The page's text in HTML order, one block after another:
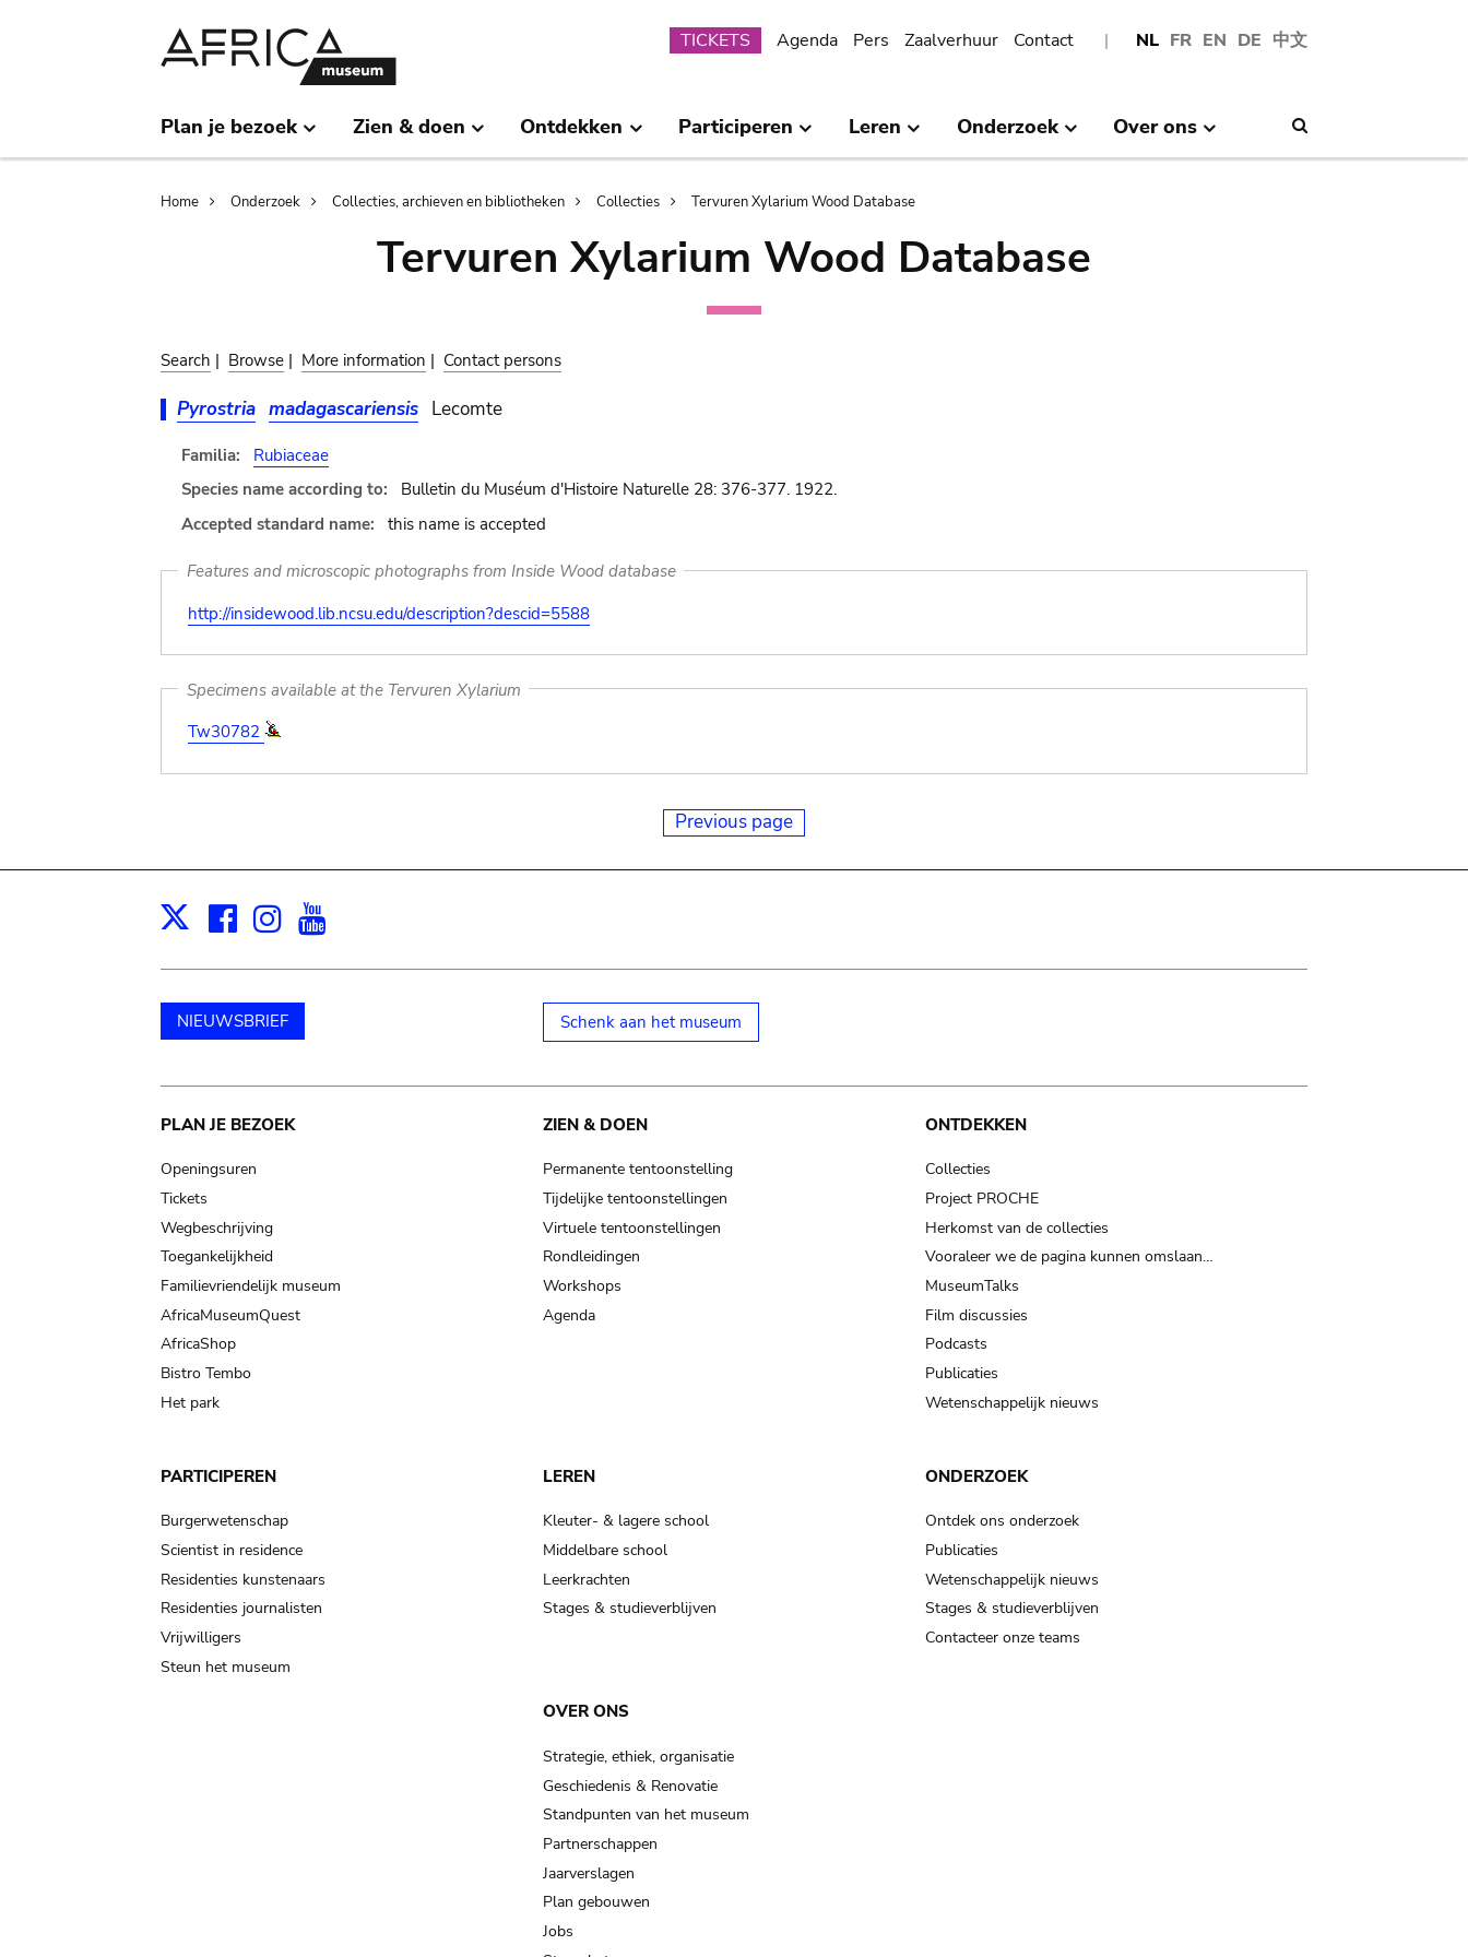
NL FR EN DE 中文
Submenu
TICKETS Agenda Pers Zaalverhuur Contact
Plan je bezoek Zien & doen Ontdekken Participeren Leren Onderzoek Over ons
Breadcrumb
Home Onderzoek Collecties, archieven en bibliotheken Collecties Tervuren Xylarium Wood Database
Tervuren Xylarium Wood Database
Search | Browse | More information | Contact persons
Pyrostria madagascariensis Lecomte
Familia:
Rubiaceae
Species name according to:
Bulletin du Muséum d'Histoire Naturelle 28: 376-377. 1922.
Accepted standard name:
this name is accepted
Features and microscopic photographs from Inside Wood database
http://insidewood.lib.ncsu.edu/description?descid=5588
Specimens available at the Tervuren Xylarium
Tw30782
Previous page
X Facebook
Instagram
NIEUWSBRIEF Schenk aan het museum
Main
navigation
PLAN JE BEZOEK
Openingsuren
Tickets
Wegbeschrijving
Toegankelijkheid
Familievriendelijk museum
AfricaMuseumQuest
AfricaShop
Bistro Tembo
Het park
ZIEN & DOEN
Permanente tentoonstelling
Tijdelijke tentoonstellingen
Virtuele tentoonstellingen
Rondleidingen
Workshops
Agenda
ONTDEKKEN
Collecties
Project PROCHE
Herkomst van de collecties
Vooraleer we de pagina kunnen omslaan…
MuseumTalks
Film discussies
Podcasts
Publicaties
Wetenschappelijk nieuws
PARTICIPEREN
Burgerwetenschap
Scientist in residence
Residenties kunstenaars
Residenties journalisten
Vrijwilligers
Steun het museum
LEREN
Kleuter- & lagere school
Middelbare school
Leerkrachten
Stages & studieverblijven
ONDERZOEK
Ontdek ons onderzoek
Publicaties
Wetenschappelijk nieuws
Stages & studieverblijven
Contacteer onze teams
OVER ONS
Strategie, ethiek, organisatie
Geschiedenis & Renovatie
Standpunten van het museum
Partnerschappen
Jaarverslagen
Plan gebouwen
Jobs